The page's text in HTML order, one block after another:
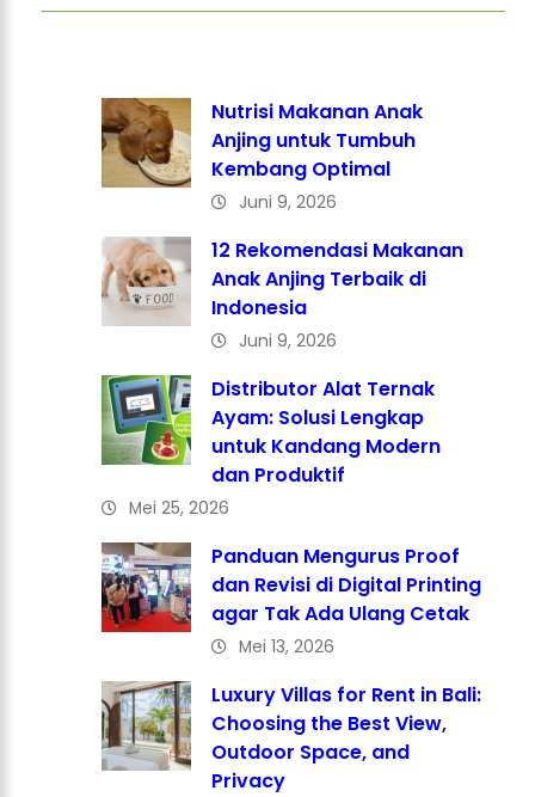
Nutrisi Makanan Anak
Anjing untuk Tumbuh
Kembang Optimal
Juni 9, 2026
12 Rekomendasi Makanan
Anak Anjing Terbaik di
Indonesia
Juni 9, 2026
Distributor Alat Ternak
Ayam: Solusi Lengkap
untuk Kandang Modern
dan Produktif
Mei 25, 2026
Panduan Mengurus Proof
dan Revisi di Digital Printing
agar Tak Ada Ulang Cetak
Mei 13, 2026
Luxury Villas for Rent in Bali:
Choosing the Best View,
Outdoor Space, and
Privacy